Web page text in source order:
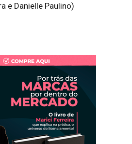
e Danielle Paulino)